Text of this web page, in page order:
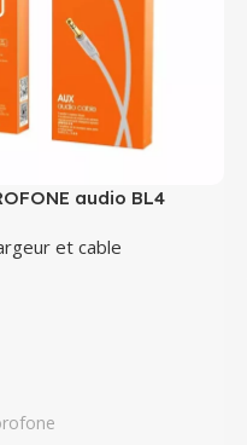
audio BL4
et cable